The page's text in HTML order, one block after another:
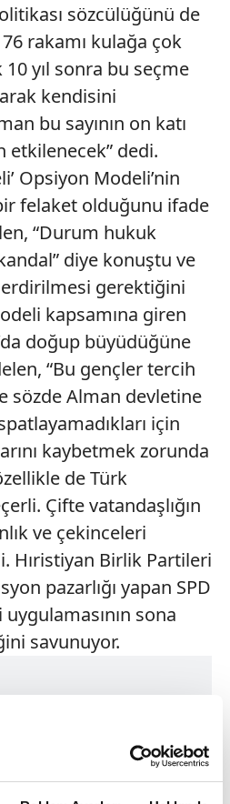
sözcülüğünü de
rakamı kulağa çok
yıl sonra bu seçme
kendisini
bu sayının on katı
dedi.
Opsiyon Modeli’nin
felaket olduğunu ifade
“Durum hukuk
diye konuştu ve
gerektiğini
kapsamına giren
doğup büyüdüğüne
“Bu gençler tercih
sözde Alman devletine
için
kaybetmek zorunda
de Türk
Çifte vatandaşlığın
ve çekinceleri
Hıristiyan Birlik Partileri
pazarlığı yapan SPD
sona
savunuyor.